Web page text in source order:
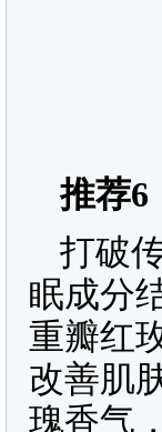
推荐6
打破
眠成分
重瓣红
改善肌
瑰香气